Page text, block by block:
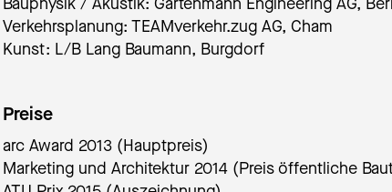
Verkehrsplanung: TEAMverkehr.zug AG, Cham
Kunst: L/B Lang Baumann, Burgdorf
Preise
arc Award 2013 (Hauptpreis)
Marketing und Architektur 2014 (Preis öffentliche